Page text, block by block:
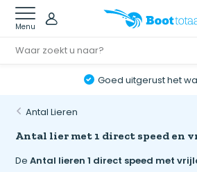
Menu
Goed uitgerust het
Antal Lieren
Antal lier met 1 direct speed en
DeAntal lieren 1 direct speed met